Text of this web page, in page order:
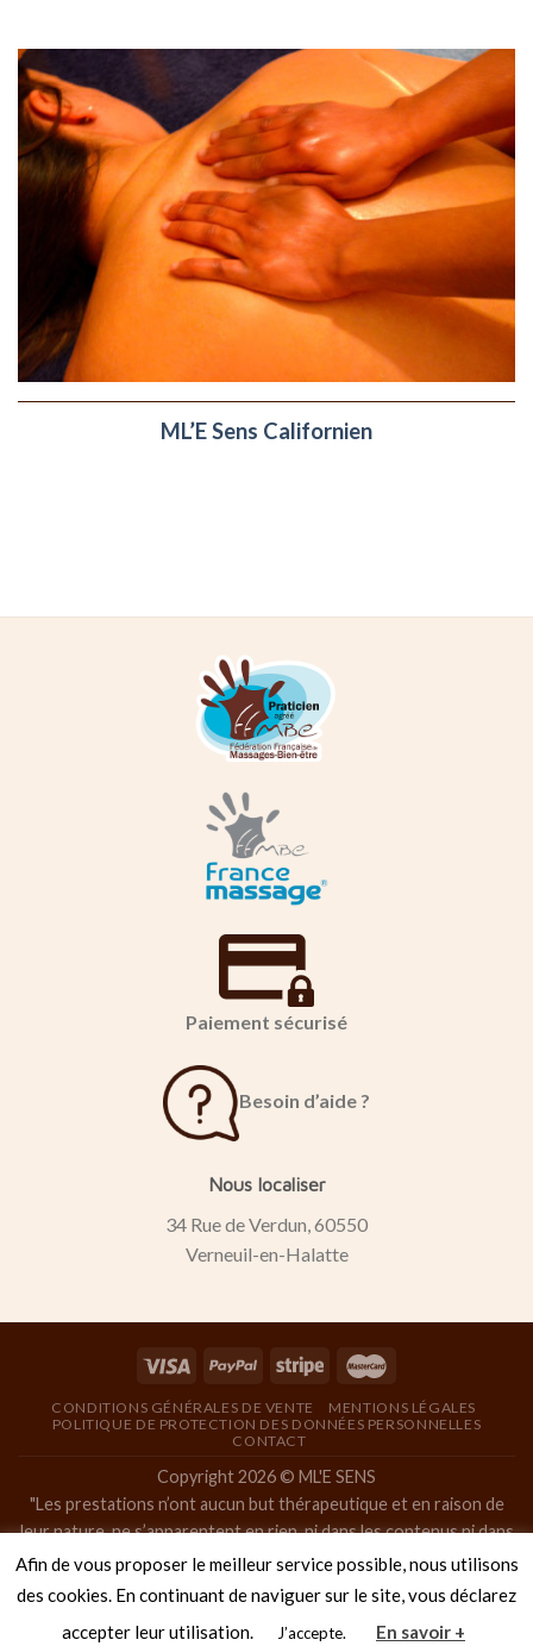
ML’E Sens Californien
Paiement sécurisé
Besoin d’aide ?
Nous localiser
34 Rue de Verdun, 60550
Verneuil-en-Halatte
CONDITIONS GÉNÉRALES DE VENTE
MENTIONS LÉGALES
POLITIQUE DE PROTECTION DES DONNÉES PERSONNELLES
CONTACT
Copyright 2026 © ML'E SENS
"Les prestations n’ont aucun but thérapeutique et en raison de
leur nature, ne s’apparentent en rien, ni dans les contenus ni dans
les objectifs, à la pratique de la masso-kinésithérapie, ainsi qu’à
toute pratique médicale. "
naturistes, ni tantriques, ni à caractère sexuel. "
Afin de vous proposer le meilleur service possible, nous utilisons
des cookies. En continuant de naviguer sur le site, vous déclarez
accepter leur utilisation.
J’accepte. En savoir +